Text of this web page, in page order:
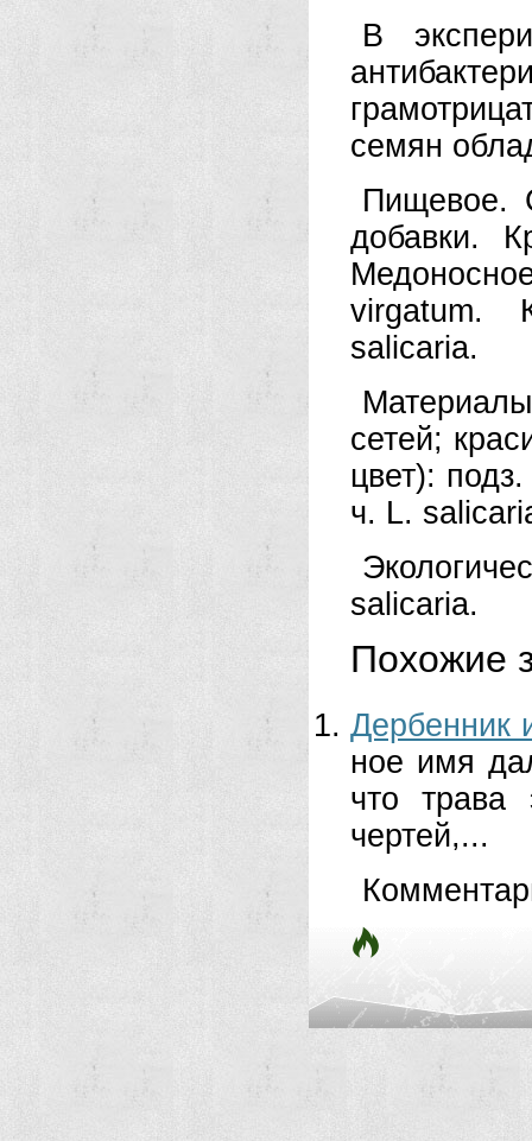
В
семян
Пищевое.
добавки.
virgatum.
salicaria.
сетей;
цвет):
ч. L.
salicaria.
Похожие
Дербенник
ное имя
что трава
чертей,...